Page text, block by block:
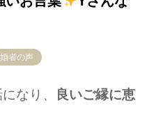
者の声
なり、
良いご縁に恵